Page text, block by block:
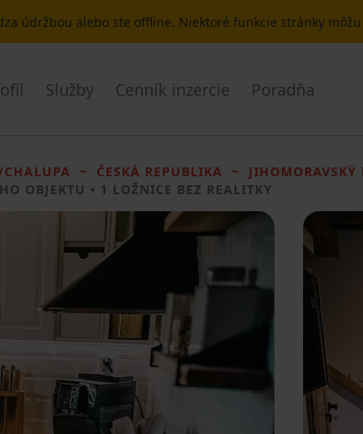
údržbou alebo ste offline. Niektoré funkcie stránky
Služby Cenník inzercie Poradňa
CHALUPA ČESKÁ REPUBLIKA
JIHOMORAVSKÝ
OBJEKTU • 1 LOŽNICE BEZ REALITKY